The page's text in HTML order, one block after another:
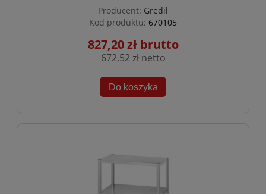
Producent: Gredil
Kod produktu: 670105
827,20 zł
672,52 zł
Do koszyka